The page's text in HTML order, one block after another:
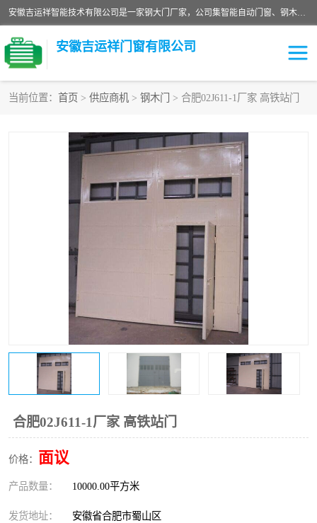
安徽吉运祥智能技术有限公司是一家钢大门厂家，公司集智能自动门窗、钢木门、特种门窗、工业门窗、图集门窗、定制门窗、非标门窗等通道产品的研发设计、制作、安装于一体的综合性、性高新技术企业。
安徽吉运祥门窗有限公司
当前位置： 首页 > 供应商机 > 钢木门 > 合肥02J611-1厂家 高铁站门
合肥02J611-1厂家 高铁站门
价格： 面议
产品数量： 10000.00平方米
发货地址： 安徽省合肥市蜀山区
变压器室门窗
工业电动折叠门 钢木门
工业平移门
工业平开门 监狱门及监狱设备
变压器室配电房门 钢大门厂家
彩钢板门